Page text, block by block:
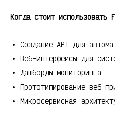
Когда стоит использовать
Создание API для
Веб-интерфейсы для
Дашборды мониторинга
Прототипирование веб-
Микросервисная